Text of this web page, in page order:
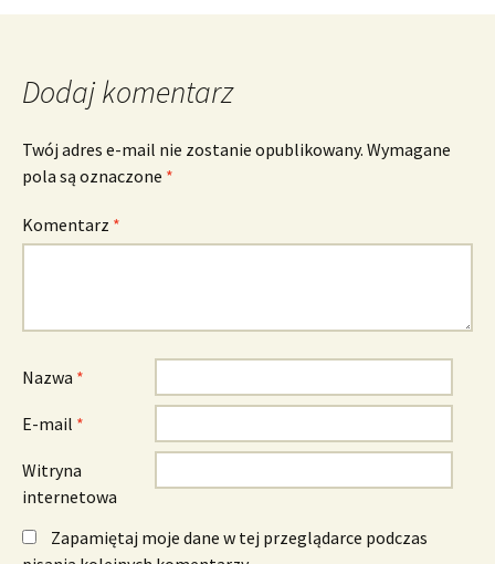
Dodaj komentarz
Twój adres e-mail nie zostanie opublikowany. Wymagane
pola są oznaczone *
Komentarz *
Nazwa *
E-mail *
Witryna
internetowa
Zapamiętaj moje dane w tej przeglądarce podczas